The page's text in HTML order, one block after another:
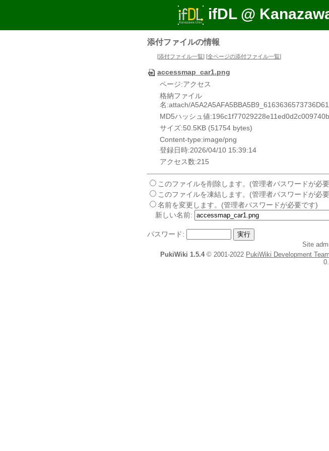
ifDL @
添付ファイルの情報
[添付ファイル一覧] [全ページの添付ファイル一覧]
accessmap_car1.png
ページ:アクセス
格納ファイル
名:attach/
MD5ハッシュ値
サイズ:50.5KB (51754 bytes)
Content-type:image/png
登録日時:2026/04/10 15:39:14
アクセス数:215
このファイルを削除します。(管理者パスワードが必
このファイルを凍結します。(管理者パスワードが必
名前を変更します。(管理者パスワードが必要です)
新しい名前:
パスワード:
Site
PukiWiki 1.5.4© 2001-2022 PukiWiki Development Team